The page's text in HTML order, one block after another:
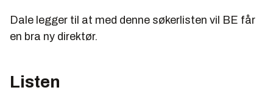
Dale legger til at med denne søkerlisten vil BE får
en bra ny direktør.
Listen